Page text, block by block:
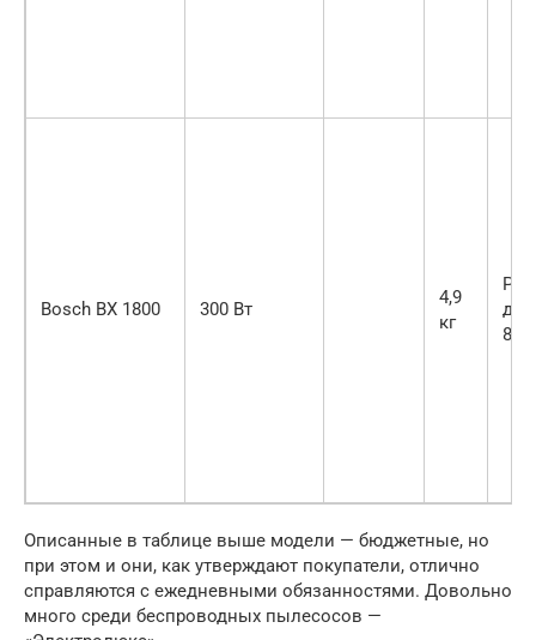
Bosch BX 1800 300 Вт
4,9
кг
8 м
Описанные в таблице выше модели — бюджетные, но
при этом и они, как утверждают покупатели, отлично
справляются с ежедневными обязанностями. Довольно
много среди беспроводных пылесосов —